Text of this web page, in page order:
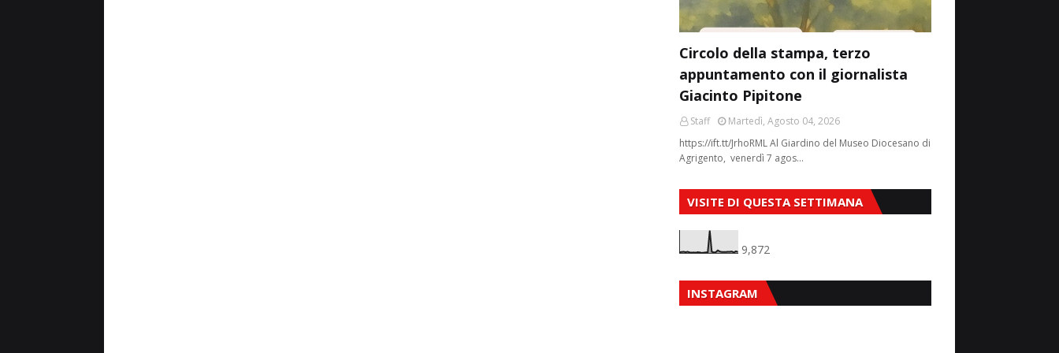
Circolo della stampa, terzo
appuntamento con il giornalista
Giacinto Pipitone
Staff
Martedì, Agosto 04, 2026
https://ift.tt/JrhoRML Al Giardino del Museo Diocesano di
Agrigento, venerdì 7 agos…
VISITE DI QUESTA SETTIMANA
9,872
INSTAGRAM